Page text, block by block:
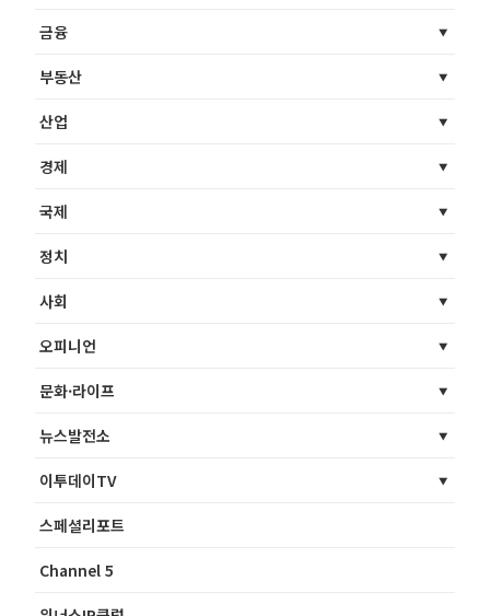
금융
부동산
산업
경제
국제
정치
사회
오피니언
문화·라이프
뉴스발전소
이투데이TV
스페셜리포트
Channel 5